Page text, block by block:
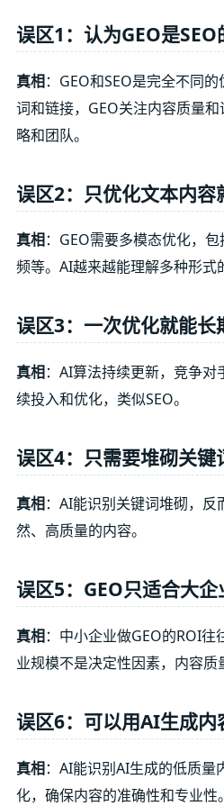
误区1：认为GEO是
真相：GEO和SEO是完全不同
词和链接，GEO关注内容质量
略和团队。
误区2：只优化文本内容
真相：GEO需要多模态优化，
频等。AI越来越能理解多种形式
误区3：一次优化就能长
真相：AI算法持续更新，竞争
续投入和优化，类似SEO。
误区4：只需要堆砌关键
真相：AI能识别关键词堆砌，
然、高质量的内容。
误区5：GEO只适合大企
真相：中小企业做GEO的ROI
业规模不是决定性因素，内容质
误区6：可以用AI生成内
真相：AI能识别AI生成的低质
化，确保内容的准确性和专业性。